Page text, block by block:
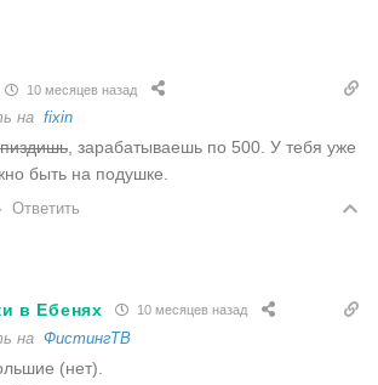
10 месяцев назад
на fixin
пиздишь , зарабатываешь по 500. У тебя уже
быть на подушке.
Ответить
в Ебенях 10 месяцев назад
на ФистингТВ
(нет).